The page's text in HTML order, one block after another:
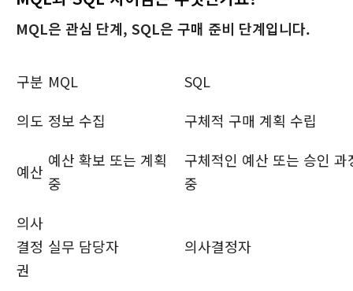
MQL은 관심 단계, SQL은 구매 준비 단계입니다.
구분 MQL
SQL
의도 정보 수집 구체적 구매 계획 수립
예산
예산 확보 또는 계획
중
구체적인 예산 또는 승인 과
중
의사
결정
권
실무 담당자 의사결정자